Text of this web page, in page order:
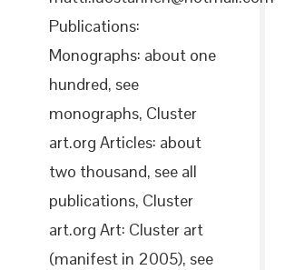
Publications:
Monographs: about one
hundred, see
monographs, Cluster
art.org Articles: about
two thousand, see all
publications, Cluster
art.org Art: Cluster art
(manifest in 2005), see